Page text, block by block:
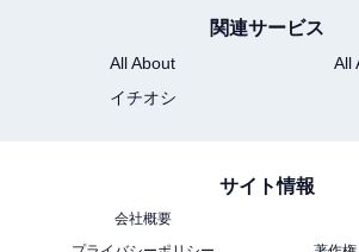
関連サービス
All About
All
イチオシ
サイト情報
会社概要